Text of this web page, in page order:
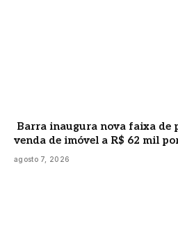
Barra inaugura nova faixa de
venda de imóvel a R$ 62 mil
agosto 7, 2026